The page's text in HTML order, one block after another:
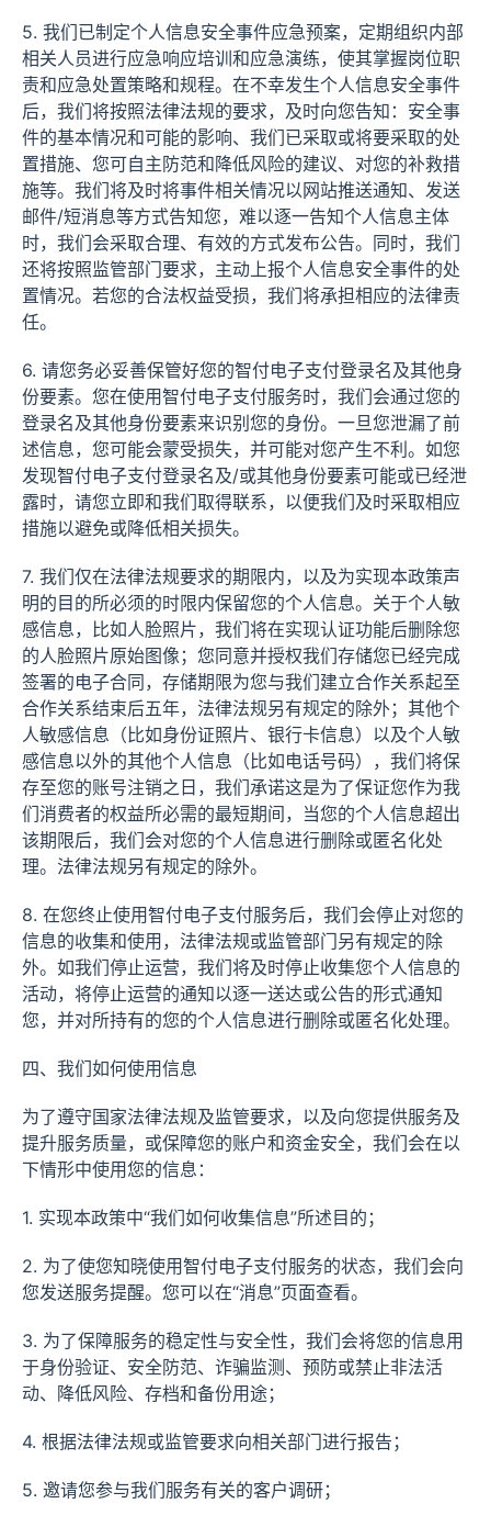
5. 我们已制定个人信息安全事件应急预案，定期组织内部
相关人员进行应急响应培训和应急演练，使其掌握岗位职
责和应急处置策略和规程。在不幸发生个人信息安全事件
后，我们将按照法律法规的要求，及时向您告知：安全事
件的基本情况和可能的影响、我们已采取或将要采取的处
置措施、您可自主防范和降低风险的建议、对您的补救措
施等。我们将及时将事件相关情况以网站推送通知、发送
邮件/短消息等方式告知您，难以逐一告知个人信息主体
时，我们会采取合理、有效的方式发布公告。同时，我们
还将按照监管部门要求，主动上报个人信息安全事件的处
置情况。若您的合法权益受损，我们将承担相应的法律责
任。
6. 请您务必妥善保管好您的智付电子支付登录名及其他身
份要素。您在使用智付电子支付服务时，我们会通过您的
登录名及其他身份要素来识别您的身份。一旦您泄漏了前
述信息，您可能会蒙受损失，并可能对您产生不利。如您
发现智付电子支付登录名及/或其他身份要素可能或已经泄
露时，请您立即和我们取得联系，以便我们及时采取相应
措施以避免或降低相关损失。
7. 我们仅在法律法规要求的期限内，以及为实现本政策声
明的目的所必须的时限内保留您的个人信息。关于个人敏
感信息，比如人脸照片，我们将在实现认证功能后删除您
的人脸照片原始图像；您同意并授权我们存储您已经完成
签署的电子合同，存储期限为您与我们建立合作关系起至
合作关系结束后五年，法律法规另有规定的除外；其他个
人敏感信息（比如身份证照片、银行卡信息）以及个人敏
感信息以外的其他个人信息（比如电话号码），我们将保
存至您的账号注销之日，我们承诺这是为了保证您作为我
们消费者的权益所必需的最短期间，当您的个人信息超出
该期限后，我们会对您的个人信息进行删除或匿名化处
理。法律法规另有规定的除外。
8. 在您终止使用智付电子支付服务后，我们会停止对您的
信息的收集和使用，法律法规或监管部门另有规定的除
外。如我们停止运营，我们将及时停止收集您个人信息的
活动，将停止运营的通知以逐一送达或公告的形式通知
您，并对所持有的您的个人信息进行删除或匿名化处理。
四、我们如何使用信息
为了遵守国家法律法规及监管要求，以及向您提供服务及
提升服务质量，或保障您的账户和资金安全，我们会在以
下情形中使用您的信息：
1. 实现本政策中“我们如何收集信息”所述目的；
2. 为了使您知晓使用智付电子支付服务的状态，我们会向
您发送服务提醒。您可以在“消息”页面查看。
3. 为了保障服务的稳定性与安全性，我们会将您的信息用
于身份验证、安全防范、诈骗监测、预防或禁止非法活
动、降低风险、存档和备份用途；
4. 根据法律法规或监管要求向相关部门进行报告；
5. 邀请您参与我们服务有关的客户调研；